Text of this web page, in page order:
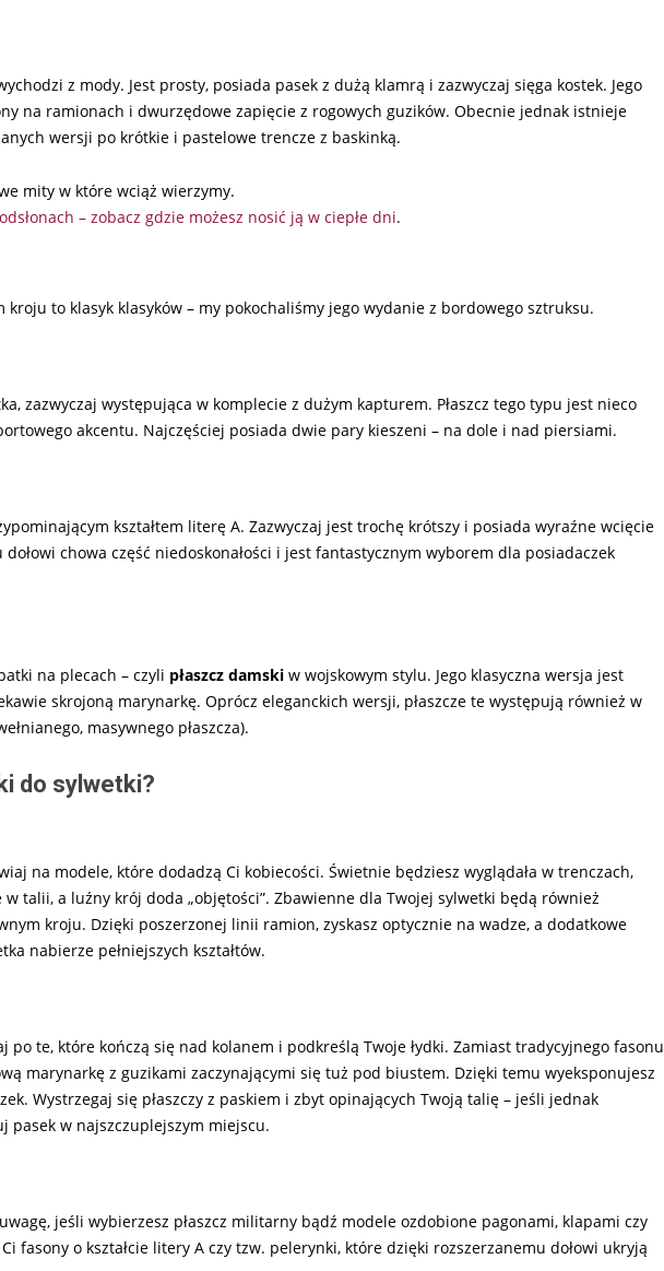
z mody. Jest prosty, posiada pasek z dużą klamrą i zazwyczaj sięga kostek. Jego
na ramionach i dwurzędowe zapięcie z rogowych guzików. Obecnie jednak istnieje
wersji po krótkie i pastelowe trencze z baskinką.
mity w które wciąż wierzymy.
– zobacz gdzie możesz nosić ją w ciepłe dni.
kroju to klasyk klasyków – my pokochaliśmy jego wydanie z bordowego sztruksu.
zazwyczaj występująca w komplecie z dużym kapturem. Płaszcz tego typu jest nieco
akcentu. Najczęściej posiada dwie pary kieszeni – na dole i nad piersiami.
kształtem literę A. Zazwyczaj jest trochę krótszy i posiada wyraźne wcięcie
chowa część niedoskonałości i jest fantastycznym wyborem dla posiadaczek
na plecach – czyli płaszcz damski w wojskowym stylu. Jego klasyczna wersja jest
skrojoną marynarkę. Oprócz eleganckich wersji, płaszcze te występują również w
masywnego płaszcza).
do sylwetki?
na modele, które dodadzą Ci kobiecości. Świetnie będziesz wyglądała w trenczach,
talii, a luźny krój doda „objętości”. Zbawienne dla Twojej sylwetki będą również
kroju. Dzięki poszerzonej linii ramion, zyskasz optycznie na wadze, a dodatkowe
nabierze pełniejszych kształtów.
po te, które kończą się nad kolanem i podkreślą Twoje łydki. Zamiast tradycyjnego fasonu
marynarkę z guzikami zaczynającymi się tuż pod biustem. Dzięki temu wyeksponujesz
Wystrzegaj się płaszczy z paskiem i zbyt opinających Twoją talię – jeśli jednak
pasek w najszczuplejszym miejscu.
jeśli wybierzesz płaszcz militarny bądź modele ozdobione pagonami, klapami czy
fasony o kształcie litery A czy tzw. pelerynki, które dzięki rozszerzanemu dołowi ukryją